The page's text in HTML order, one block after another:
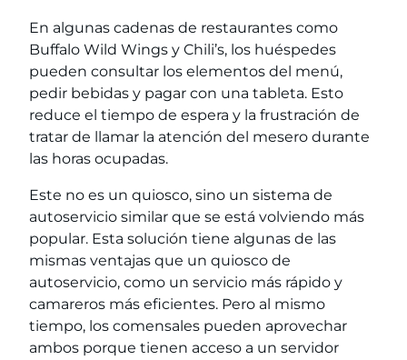
En algunas cadenas de restaurantes como
Buffalo Wild Wings y Chili’s, los huéspedes
pueden consultar los elementos del menú,
pedir bebidas y pagar con una tableta. Esto
reduce el tiempo de espera y la frustración de
tratar de llamar la atención del mesero durante
las horas ocupadas.
Este no es un quiosco, sino un sistema de
autoservicio similar que se está volviendo más
popular. Esta solución tiene algunas de las
mismas ventajas que un quiosco de
autoservicio, como un servicio más rápido y
camareros más eficientes. Pero al mismo
tiempo, los comensales pueden aprovechar
ambos porque tienen acceso a un servidor